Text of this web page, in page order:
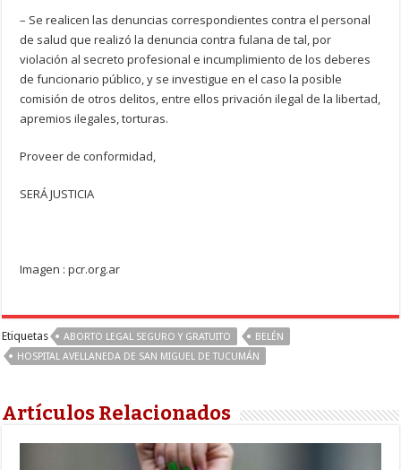
– Se realicen las denuncias correspondientes contra el personal
de salud que realizó la denuncia contra fulana de tal, por
violación al secreto profesional e incumplimiento de los deberes
de funcionario público, y se investigue en el caso la posible
comisión de otros delitos, entre ellos privación ilegal de la libertad,
apremios ilegales, torturas.
Proveer de conformidad,
SERÁ JUSTICIA
Imagen : pcr.org.ar
Etiquetas ABORTO LEGAL SEGURO Y GRATUITO
BELÉN
HOSPITAL AVELLANEDA DE SAN MIGUEL DE TUCUMÁN
Artículos Relacionados